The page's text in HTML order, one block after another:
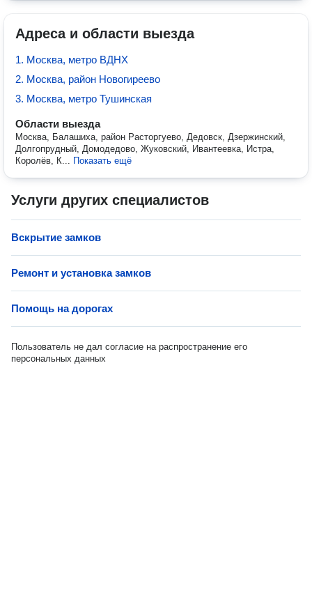
Адреса и области выезда
1. Москва, метро ВДНХ
2. Москва, район Новогиреево
3. Москва, метро Тушинская
Области выезда
Москва, Балашиха, район Расторгуево, Дедовск, Дзержинский,
Долгопрудный, Домодедово, Жуковский, Ивантеевка, Истра,
Королёв, К... Показать ещё
Услуги других специалистов
Вскрытие замков
Ремонт и установка замков
Помощь на дорогах
Пользователь не дал согласие на распространение его
персональных данных